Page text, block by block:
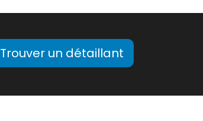
Trouver un détaillant